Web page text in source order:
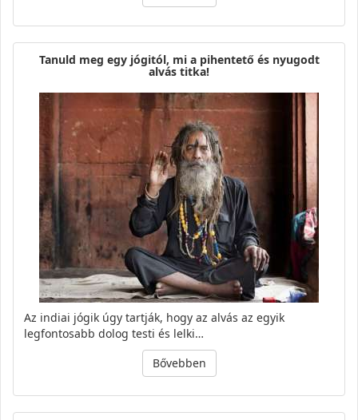
Tanuld meg egy jógitól, mi a pihentető és nyugodt
alvás titka!
Az indiai jógik úgy tartják, hogy az alvás az egyik
legfontosabb dolog testi és lelki…
Bővebben